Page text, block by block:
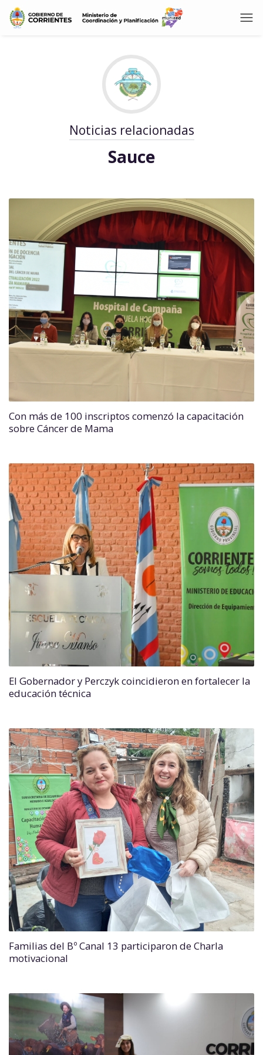
Noticias relacionadas
Sauce
Con más de 100 inscriptos comenzó la capacitación
sobre Cáncer de Mama
El Gobernador y Perczyk coincidieron en fortalecer la
educación técnica
Familias del Bº Canal 13 participaron de Charla
motivacional